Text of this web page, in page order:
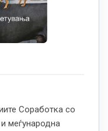
Соработка со
меѓународна